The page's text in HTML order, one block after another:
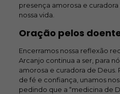
presença amorosa e
nossa vida.
Oração pelos
Encerramos nossa reflexão
Arcanjo continua a ser, para
amorosa e curadora de Deus.
de fé e confiança, unamos
pedindo que a “medicina de